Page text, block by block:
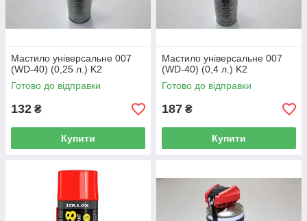
Мастило універсальне 007
(WD-40) (0,25 л.) K2
Готово до відправки
132 ₴
Купити
Мастило універсальне 007
(WD-40) (0,4 л.) K2
Готово до відправки
187 ₴
Купити